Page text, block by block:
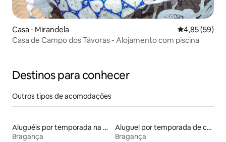
Casa ⋅ Mirandela 4,85 de uma
4,85 (59)
Casa de Campo dos Távoras - Alojamento com piscina
Destinos para conhecer
Outros tipos de acomodações
Aluguéis por temporada na orla
Bragança
Aluguel por temporada de casas de hóspedes
Bragança